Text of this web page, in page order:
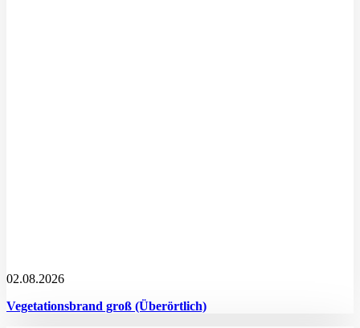
02.08.2026
Vegetationsbrand groß (Überörtlich)